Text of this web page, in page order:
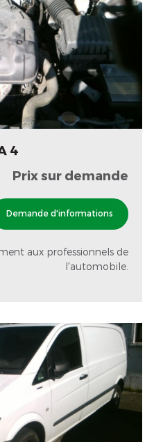
4
Prix sur demande
Demande d'informations
aux professionnels de
l'automobile.